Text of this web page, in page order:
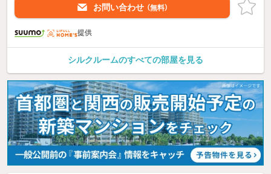
お問い合わせ （無料）
提供
シルクルームのすべての部屋を見る